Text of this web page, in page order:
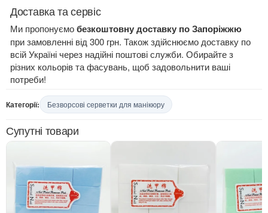
Доставка та сервіс
Ми пропонуємобезкоштовну доставку по Запоріжжю
при замовленні від 300 грн. Також здійснюємо доставку по
всій Україні через надійні поштові служби. Обирайте з
різних кольорів та фасувань, щоб задовольнити ваші
потреби!
Категорії: Безворсові серветки для манікюру
Супутні товари